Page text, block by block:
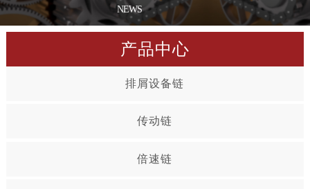
NEWS
产品中心
排屑设备链
传动链
倍速链